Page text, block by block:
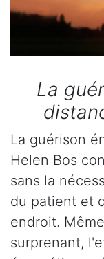
La
La guérison
Helen Bos
sans la
du patient et
endroit.
surprenant,